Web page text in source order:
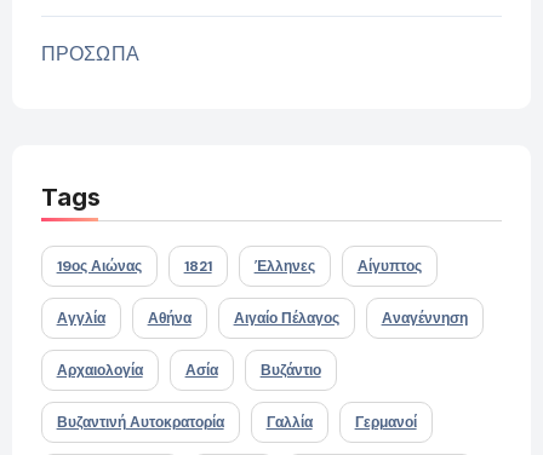
ΠΡΟΣΩΠΑ
Tags
19ος Αιώνας 1821 Έλληνες Αίγυπτος
Αγγλία Αθήνα Αιγαίο Πέλαγος Αναγέννηση
Αρχαιολογία Ασία Βυζάντιο
Βυζαντινή Αυτοκρατορία Γαλλία Γερμανοί